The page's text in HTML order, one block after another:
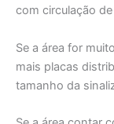
com circulação
Se a área for
mais placas
tamanho da